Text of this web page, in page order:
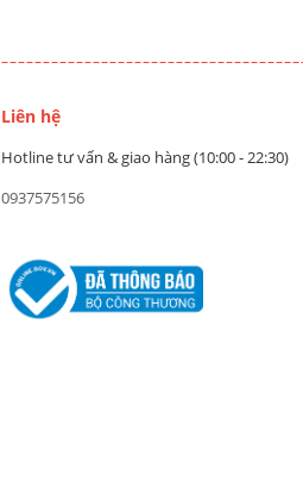
Liên hệ
Hotline tư vấn & giao hàng (10:00 - 22:30)
0937575156